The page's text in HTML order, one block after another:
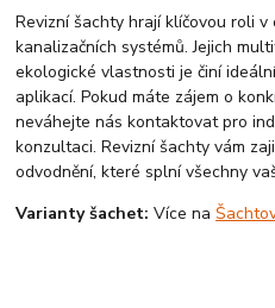
Revizní šachty hrají klíčovou roli v
kanalizačních systémů. Jejich
ekologické vlastnosti je činí
aplikací. Pokud máte zájem o
neváhejte nás kontaktovat pro
konzultaci. Revizní šachty vám
odvodnění, které splní všechny
Varianty šachet: Více na